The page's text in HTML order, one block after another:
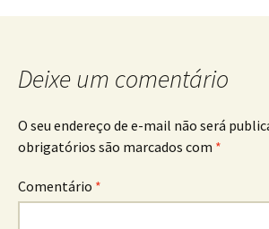
de
posts
Deixe um comentário
O seu endereço de e-mail não será
obrigatórios são marcados com *
Comentário *